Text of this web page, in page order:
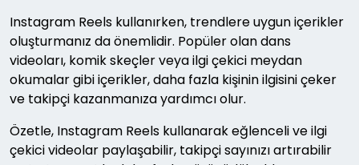
Instagram Reels kullanırken, trendlere uygun içerikler
oluşturmanız da önemlidir. Popüler olan dans
videoları, komik skeçler veya ilgi çekici meydan
okumalar gibi içerikler, daha fazla kişinin ilgisini çeker
ve takipçi kazanmanıza yardımcı olur.
Özetle, Instagram Reels kullanarak eğlenceli ve ilgi
çekici videolar paylaşabilir, takipçi sayınızı artırabilir